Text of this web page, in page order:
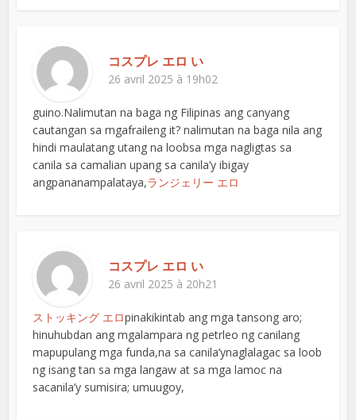
コスプレ エロ い
26 avril 2025 à 19h02
guino.Nalimutan na baga ng Filipinas ang canyang
cautangan sa mgafraileng it? nalimutan na baga nila ang
hindi maulatang utang na loobsa mga nagligtas sa
canila sa camalian upang sa canila’y ibigay
angpananampalataya,ランジェリー エロ
コスプレ エロ い
26 avril 2025 à 20h21
ストッキング エロpinakikintab ang mga tansong aro;
hinuhubdan ang mgalampara ng petrleo ng canilang
mapupulang mga funda,na sa canila’ynaglalagac sa loob
ng isang tan sa mga langaw at sa mga lamoc na
sacanila’y sumisira; umuugoy,